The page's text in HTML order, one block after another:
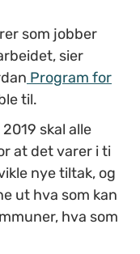
som jobber
sier
Program for
til.
skal alle
at det varer i ti
nye tiltak, og
ut hva som kan
hva som